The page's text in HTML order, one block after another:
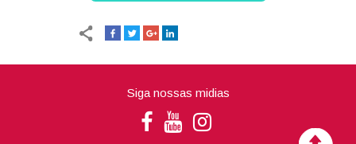
Siga nossas midias